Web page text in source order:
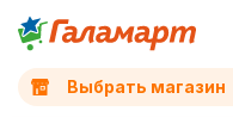
Выбрать магазин